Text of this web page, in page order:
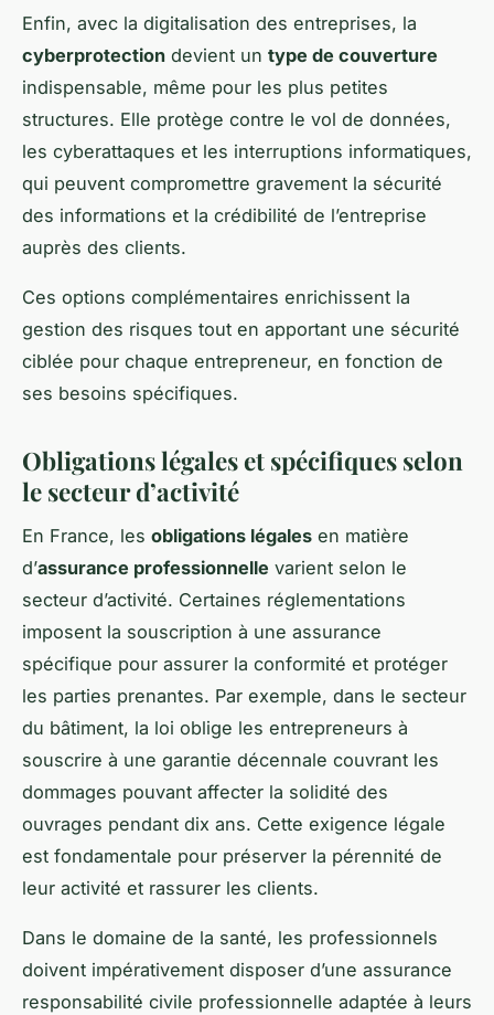
Enfin, avec la digitalisation des entreprises, la
cyberprotection devient un type de couverture
indispensable, même pour les plus petites
structures. Elle protège contre le vol de données,
les cyberattaques et les interruptions informatiques,
qui peuvent compromettre gravement la sécurité
des informations et la crédibilité de l’entreprise
auprès des clients.
Ces options complémentaires enrichissent la
gestion des risques tout en apportant une sécurité
ciblée pour chaque entrepreneur, en fonction de
ses besoins spécifiques.
Obligations légales et spécifiques selon
le secteur d’activité
En France, les obligations légales en matière
d’assurance professionnelle varient selon le
secteur d’activité. Certaines réglementations
imposent la souscription à une assurance
spécifique pour assurer la conformité et protéger
les parties prenantes. Par exemple, dans le secteur
du bâtiment, la loi oblige les entrepreneurs à
souscrire à une garantie décennale couvrant les
dommages pouvant affecter la solidité des
ouvrages pendant dix ans. Cette exigence légale
est fondamentale pour préserver la pérennité de
leur activité et rassurer les clients.
Dans le domaine de la santé, les professionnels
doivent impérativement disposer d’une assurance
responsabilité civile professionnelle adaptée à leurs